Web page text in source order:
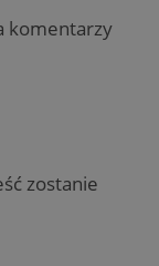
komentarzy
zostanie